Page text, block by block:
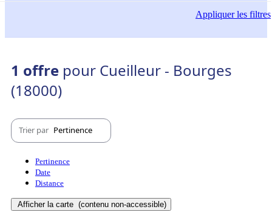
Appliquerles filtres
1 offre pour Cueilleur - Bourges
(18000)
Trier par Pertinence
Pertinence
Date
Distance
Afficher la carte (contenu non-accessible)